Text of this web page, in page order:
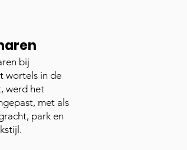
bij
wortels in de
werd het
met als
park en